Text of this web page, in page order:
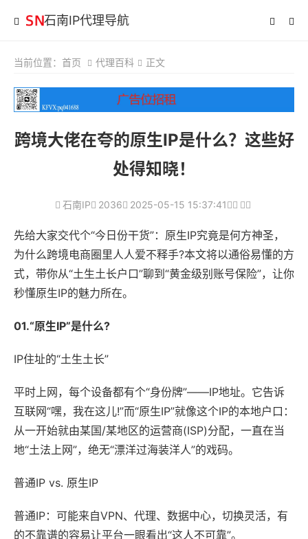
石南IP代理导航
当前位置： 首页 代理百科 正文
跨境大佬在夸的原生IP是什么？这些好
处得知晓！
石南IP 2036 2025-05-15 15:37:41
先给大家交代个“今日份干货”：原生IP究竟是何方神圣，
为什么跨境电商圈里人人爱不释手?本文将以通俗易懂的方
式，带你从“土生土长户口”聊到“黄金级别账号保险”，让你
秒懂原生IP的魅力所在。
01.“原生IP”是什么?
IP住址的“土生土长”
平时上网，每个设备都有个“身份牌”——IP地址。它告诉
互联网“嘿，我在这儿!”而“原生IP”就像这个IP的本地户口：
从一开始就由某国/某地区的运营商(ISP)分配，一直在当
地“土法上网”，绝无“漂洋过海装洋人”的戏码。
普通IP vs. 原生IP
普通IP：可能来自VPN、代理、数据中心，切换灵活，有
的不靠谱的容易让平台一眼看出“这人不可靠”。